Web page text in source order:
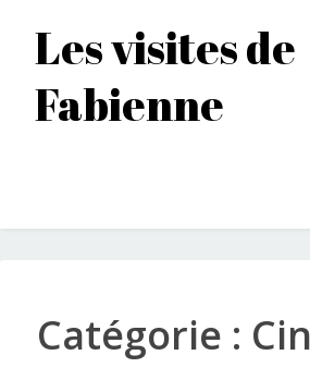
contenu
principal
Les visites de
Fabienne
Catégorie :